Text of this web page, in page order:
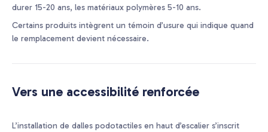
durer 15-20 ans, les matériaux polymères 5-10 ans.
Certains produits intègrent un témoin d’usure qui indique quand
le remplacement devient nécessaire.
Vers une accessibilité renforcée
L’installation de dalles podotactiles en haut d’escalier s’inscrit